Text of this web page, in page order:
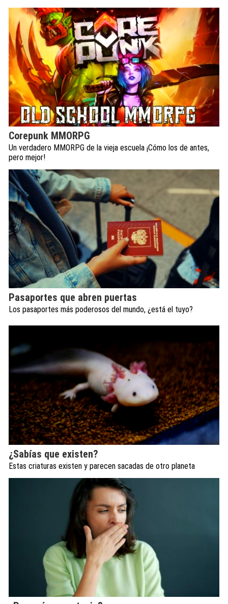
Corepunk MMORPG
Un verdadero MMORPG de la vieja escuela ¡Cómo los de antes,
pero mejor!
Pasaportes que abren puertas
Los pasaportes más poderosos del mundo, ¿está el tuyo?
¿Sabías que existen?
Estas criaturas existen y parecen sacadas de otro planeta